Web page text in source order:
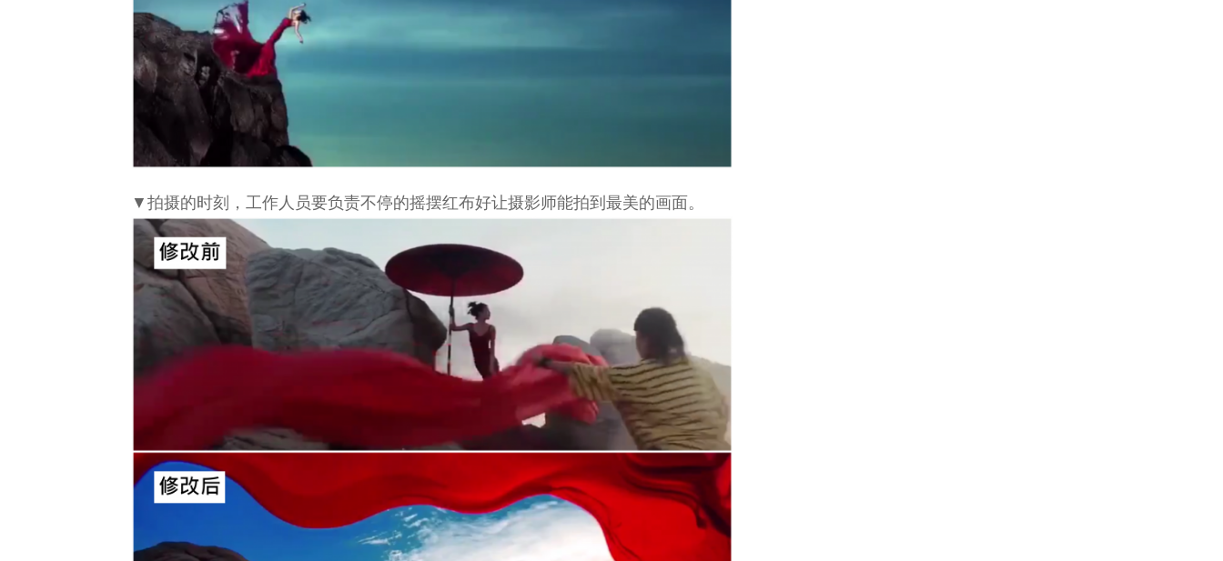
▼拍摄的时刻，工作人员要负责不停的摇摆红布好让摄影师能拍到最美的画面。